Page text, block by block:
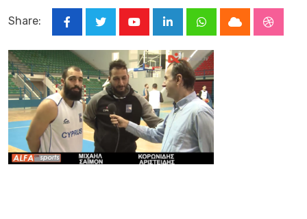
Share:
LinkedInWhatsappCloud